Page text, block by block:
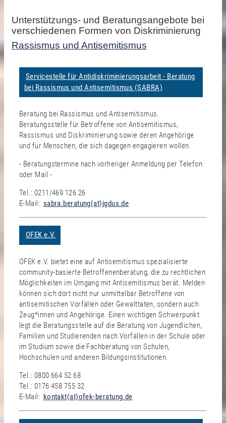
Unterstützungs- und Beratungsangebote bei
verschiedenen Formen von Diskriminierung
Rassismus und Antisemitismus
Servicestelle für Antidiskriminierungsarbeit - Beratung
bei Rassismus und Antisemitismus (SABRA)
Beratung bei Rassismus und Antisemitismus.
Beratungsstelle für Betroffene von Antisemitismus,
Rassismus und Diskriminierung sowie deren Angehörige
und für Menschen, die sich dagegen engagieren wollen.
- Beratungstermine nach vorheriger Anmeldung per Telefon
oder Mail -
Tel.: 0211/469 126 26
E-Mail: sabra.beratung(at)jgdus.de
OFEK e.V.
OFEK e.V. bietet eine auf Antisemitismus spezialisierte
community-basierte Betroffenenberatung, die zu rechtlichen
Möglichkeiten im Umgang mit Antisemitismus berät. Melden
können sich dort nicht nur unmittelbar Betroffene von
antisemitischen Vorfällen oder Gewalttaten, sondern auch
Zeug*innen und Angehörige. Einen wichtigen Schwerpunkt
legt die Beratungsstelle auf die Beratung von Jugendlichen,
Familien und Studierenden nach Vorfällen in der Schule oder
im Studium sowie die Fachberatung von Schulen,
Hochschulen und anderen Bildungsinstitutionen.
Tel.: 0800 664 52 68
Tel.: 0176 458 755 32
E-Mail: kontakt(at)ofek-beratung.de